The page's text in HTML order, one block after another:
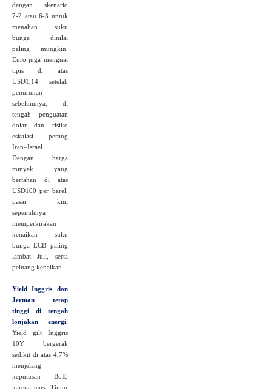
dengan skenario
7‑2 atau 6‑3 untuk
menahan suku
bunga dinilai
paling mungkin.
Euro juga menguat
tipis di atas
USD1,14 setelah
penurunan
sebelumnya, di
tengah penguatan
dolar dan risiko
eskalasi perang
Iran–Israel.
Dengan harga
minyak yang
bertahan di atas
USD100 per barel,
pasar kini
sepenuhnya
memperkirakan
kenaikan suku
bunga ECB paling
lambat Juli, serta
peluang kenaikan
Yield Inggris dan
Jerman tetap
tinggi di tengah
lonjakan energi.
Yield gilt Inggris
10Y bergerak
sedikit di atas 4,7%
menjelang
keputusan BoE,
karena tensi Timur